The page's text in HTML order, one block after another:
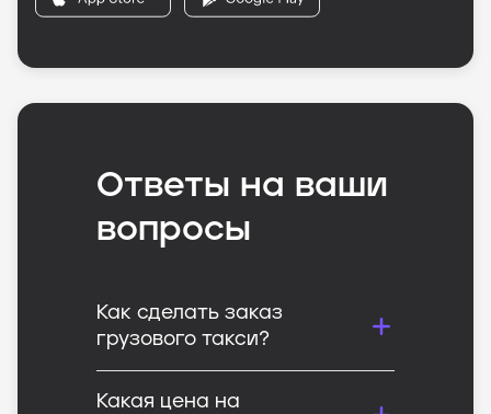
Ответы на ваши
вопросы
Как сделать заказ
грузового такси?
Какая цена на